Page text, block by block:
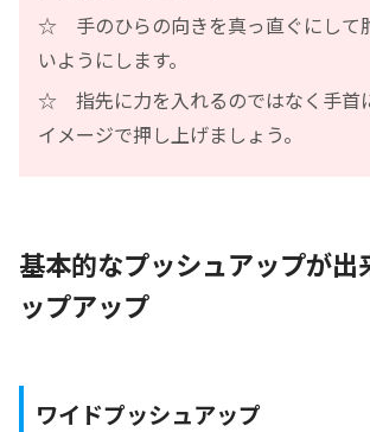
☆ 手のひらの向きを真っ直ぐにして
いようにします。
☆ 指先に力を入れるのではなく手首
イメージで押し上げましょう。
基本的なプッシュアップが出
ップアップ
ワイドプッシュアップ